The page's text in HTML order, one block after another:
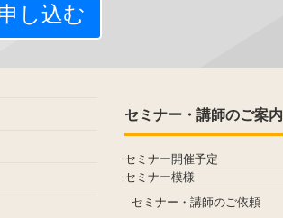
し込む
セミナー・講師のご案内
セミナー開催予定
セミナー模様
セミナー・講師のご依頼